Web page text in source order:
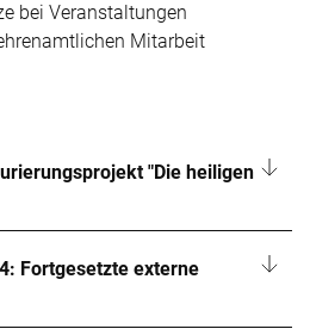
bei Veranstaltungen
Mitarbeit
"Die heiligen
Fortgesetzte externe